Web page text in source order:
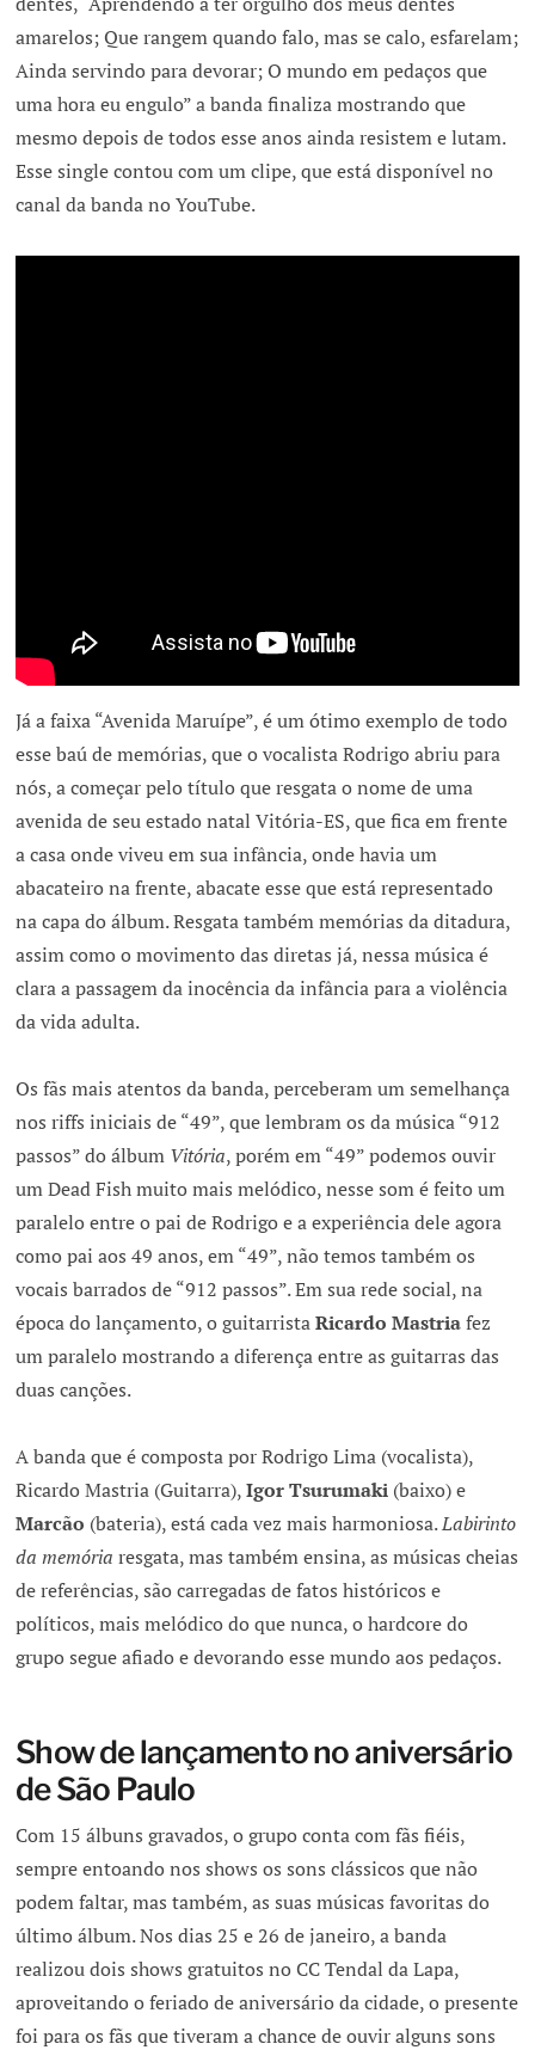
amarelos; Que rangem quando falo, mas se calo, esfarelam;
Ainda servindo para devorar; O mundo em pedaços que
uma hora eu engulo” a banda finaliza mostrando que
mesmo depois de todos esse anos ainda resistem e lutam.
Esse single contou com um clipe, que está disponível no
canal da banda no YouTube.
Já a faixa “Avenida Maruípe”, é um ótimo exemplo de todo
esse baú de memórias, que o vocalista Rodrigo abriu para
nós, a começar pelo título que resgata o nome de uma
avenida de seu estado natal Vitória-ES, que fica em frente
a casa onde viveu em sua infância, onde havia um
abacateiro na frente, abacate esse que está representado
na capa do álbum. Resgata também memórias da ditadura,
assim como o movimento das diretas já, nessa música é
clara a passagem da inocência da infância para a violência
da vida adulta.
Os fãs mais atentos da banda, perceberam um semelhança
nos riffs iniciais de “49”, que lembram os da música “912
passos” do álbum Vitória, porém em “49” podemos ouvir
um Dead Fish muito mais melódico, nesse som é feito um
paralelo entre o pai de Rodrigo e a experiência dele agora
como pai aos 49 anos, em “49”, não temos também os
vocais barrados de “912 passos”. Em sua rede social, na
época do lançamento, o guitarristaRicardo Mastriafez
um paralelo mostrando a diferença entre as guitarras das
duas canções.
A banda que é composta por Rodrigo Lima (vocalista),
Ricardo Mastria (Guitarra),Igor Tsurumaki (baixo) e
Marcão (bateria), está cada vez mais harmoniosa.Labirinto
da memória resgata, mas também ensina, as músicas cheias
de referências, são carregadas de fatos históricos e
políticos, mais melódico do que nunca, o hardcore do
grupo segue afiado e devorando esse mundo aos pedaços.
Show de lançamento no aniversário
de São Paulo
Com 15 álbuns gravados, o grupo conta com fãs fiéis,
sempre entoando nos shows os sons clássicos que não
podem faltar, mas também, as suas músicas favoritas do
último álbum. Nos dias 25 e 26 de janeiro, a banda
realizou dois shows gratuitos no CC Tendal da Lapa,
aproveitando o feriado de aniversário da cidade, o presente
foi para os fãs que tiveram a chance de ouvir alguns sons